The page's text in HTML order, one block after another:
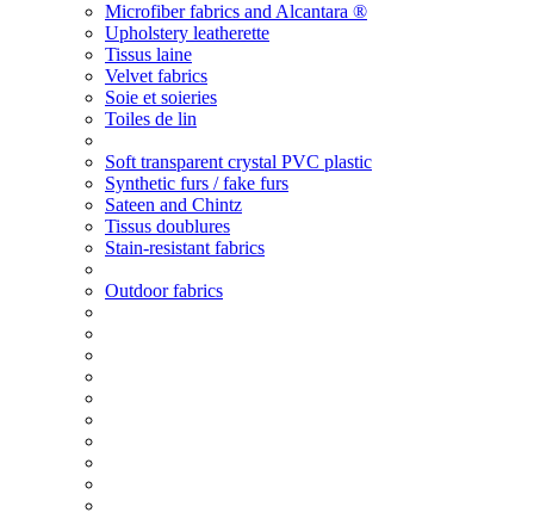
Microfiber fabrics and Alcantara ®
Upholstery leatherette
Tissus laine
Velvet fabrics
Soie et soieries
Toiles de lin
Soft transparent crystal PVC plastic
Synthetic furs / fake furs
Sateen and Chintz
Tissus doublures
Stain-resistant fabrics
Outdoor fabrics